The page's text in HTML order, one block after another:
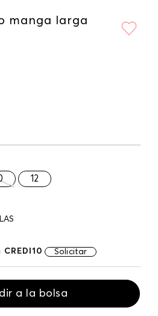
manga larga
12
CREDI10 Solicitar
a la bolsa